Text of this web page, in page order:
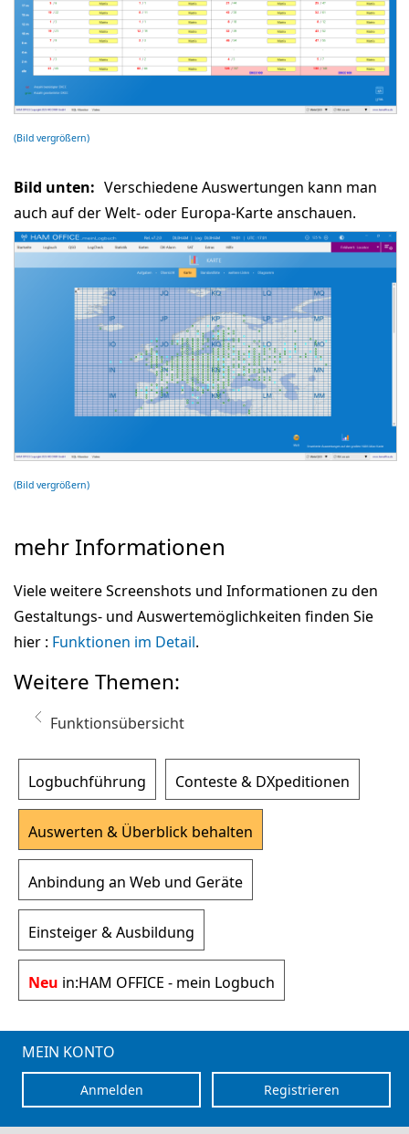
(Bild vergrößern)
Bild unten: Verschiedene Auswertungen kann man
auch auf der Welt- oder Europa-Karte anschauen.
(Bild vergrößern)
mehr Informationen
Viele weitere Screenshots und Informationen zu den
Gestaltungs- und Auswertemöglichkeiten finden Sie
hier : Funktionen im Detail.
Weitere Themen:
Funktionsübersicht
Logbuchführung Conteste & DXpeditionen
Auswerten & Überblick behalten
Anbindung an Web und Geräte
Einsteiger & Ausbildung
Neu in:HAM OFFICE - mein Logbuch
MEIN KONTO
Registrieren
Anmelden